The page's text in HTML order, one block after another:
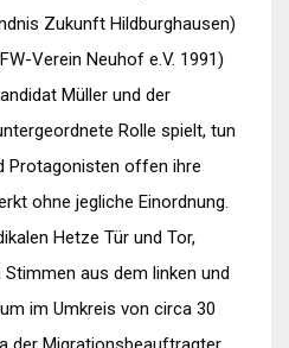
Zukunft Hildburghausen)
Verein Neuhof e.V. 1991)
Müller und der
Rolle spielt, tun
Protagonisten offen ihre
ohne jegliche Einordnung.
Hetze Tür und Tor,
aus dem linken und
im Umkreis von circa 30